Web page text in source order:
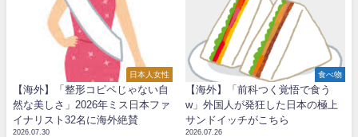
日本人女性
【海外】「整形コピペじゃない自
然な美しさ」2026年ミス日本ファ
イナリスト32名に海外絶賛
2026.07.30
食べ物
【海外】「前科つく覚悟で食う
w」外国人が発狂した日本の極上
サンドイッチがこちら
2026.07.26